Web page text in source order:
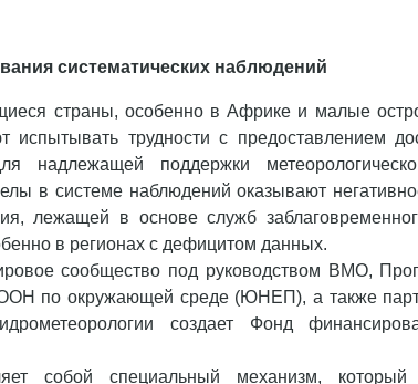
систематических наблюдений
страны, особенно в Африке и малые
испытывать трудности с предоставлением
надлежащей поддержки
в системе наблюдений оказывают
лежащей в основе служб
в регионах с дефицитом данных.
сообщество под руководством ВМО,
по окружающей среде (ЮНЕП), а также
создает Фонд
собой специальный механизм, который